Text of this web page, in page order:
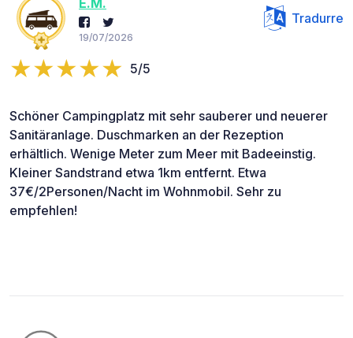
19/07/2026
Tradurre
5/5
Schöner Campingplatz mit sehr sauberer und neuerer
Sanitäranlage. Duschmarken an der Rezeption
erhältlich. Wenige Meter zum Meer mit Badeeinstig.
Kleiner Sandstrand etwa 1km entfernt. Etwa
37€/2Personen/Nacht im Wohnmobil. Sehr zu
empfehlen!